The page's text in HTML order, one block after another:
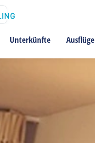
Unterkünfte Ausflüge